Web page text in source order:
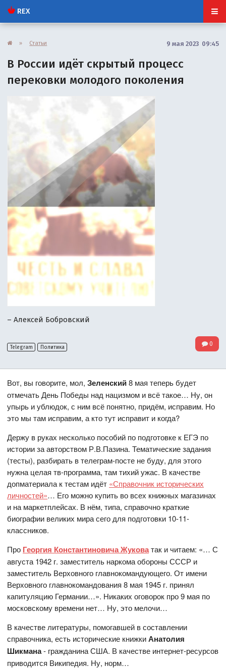
REX
» Статьи 9 мая 2023 09:45
В России идёт скрытый процесс
перековки молодого поколения
– Алексей Бобровский
Telegram Политика 0
Вот, вы говорите, мол,Зеленский8 мая теперь будет
отмечать День Победы над нацизмом и всё такое… Ну, он
упырь и ублюдок, с ним всё понятно, придём, исправим. Но
это мы там исправим, а кто тут исправит и когда?
Держу в руках несколько пособий по подготовке к ЕГЭ по
истории за авторством Р.В.Пазина. Тематические задания
(тесты), разбирать в телеграм-посте не буду, для этого
нужна целая тв-программа, там тихий ужас. В качестве
допматериала к тестам идёт «Справочник исторических
личностей»… Его можно купить во всех книжных магазинах
и на маркетплейсах. В нём, типа, справочно краткие
биографии великих мира сего для подготовки 10-11-
классников.
Про Георгия Константиновича Жуковатак и читаем: «… С
августа 1942 г. заместитель наркома обороны СССР и
заместитель Верховного главнокомандующего. От имени
Верховного главнокомандования 8 мая 1945 г. принял
капитуляцию Германии…». Никаких оговорок про 9 мая по
московскому времени нет… Ну, это мелочи…
В качестве литературы, помогавшей в составлении
справочника, есть исторические книжкиАнатолия
Шикмана- гражданина США. В качестве интернет-ресурсов
приводится Википедия. Ну, норм…